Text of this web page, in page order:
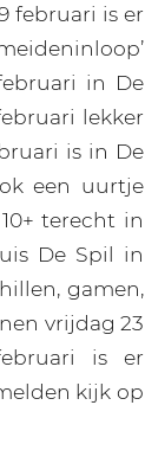
februari is er
in De
lekker
is in De
een uurtje
terecht in
De Spil in
gamen,
vrijdag 23
is er
kijk op